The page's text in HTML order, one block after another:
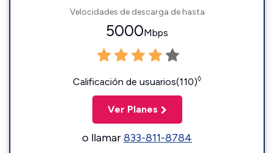
Velocidades de descarga de hasta
5000Mbps
Calificación de usuarios(110)◊
Ver Planes
o llamar833-811-8784